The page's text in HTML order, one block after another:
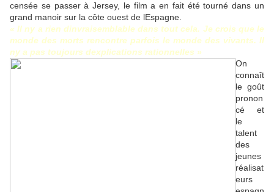
censée se passer à Jersey, le film a en fait été tourné dans un
grand manoir sur la côte ouest de lEspagne.
« Il ny a rien dinvraisemblable dans tout cela. Je crois que le
monde des morts rencontre parfois le monde des vivants. Il
ny a pas toujours dexplications rationnelles »
On
connaît
le goût
pronon
cé  et
le
talent 
des
jeunes
réalisat
eurs